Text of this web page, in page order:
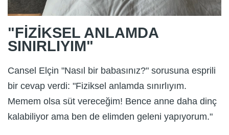
"FİZİKSEL ANLAMDA
SINIRLIYIM"
Cansel Elçin "Nasıl bir babasınız?" sorusuna esprili
bir cevap verdi: "Fiziksel anlamda sınırlıyım.
Memem olsa süt vereceğim! Bence anne daha dinç
kalabiliyor ama ben de elimden geleni yapıyorum."